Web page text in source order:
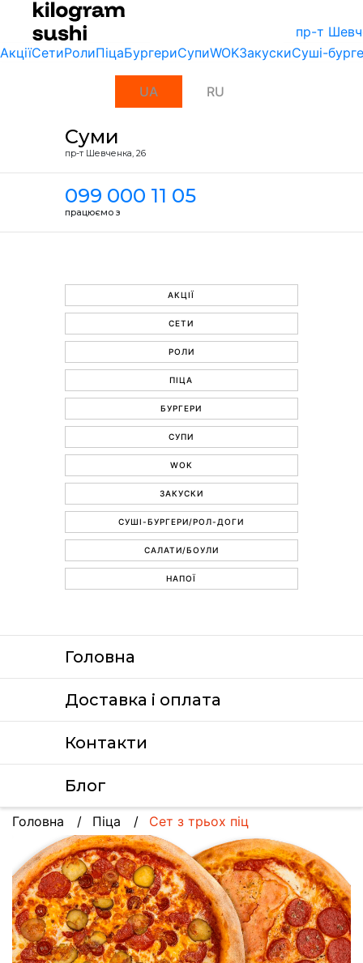
пр-т
АкціїСетиРолиПіцаБургериСупиWOKЗакускиСуші-
UA RU
Суми
пр-т Шевченка, 26
099 000 11 05
працюємо з
АКЦІЇ
СЕТИ
РОЛИ
ПІЦА
БУРГЕРИ
СУПИ
WOK
ЗАКУСКИ
СУШІ-БУРГЕРИ/РОЛ-ДОГИ
САЛАТИ/БОУЛИ
НАПОЇ
Головна
Доставка i оплата
Контакти
Блог
Головна Піца Сет з трьох піц